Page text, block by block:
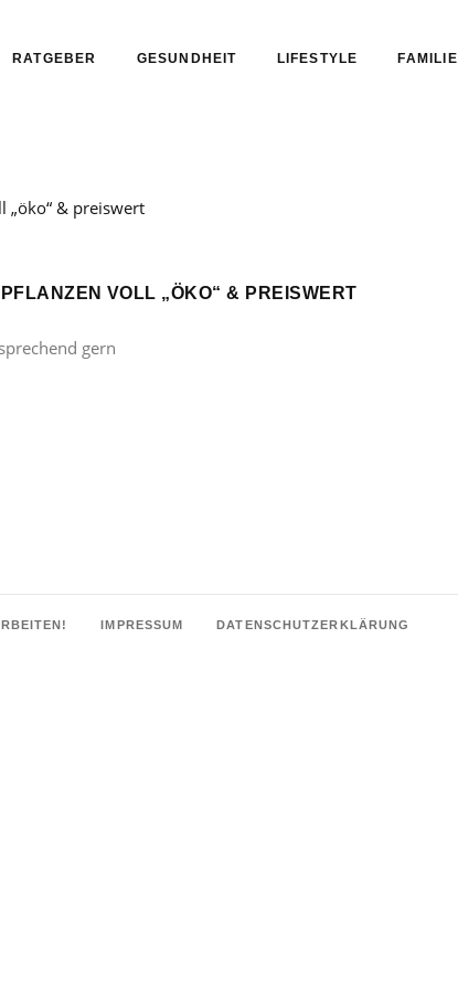
RATGEBER GESUNDHEIT LIFESTYLE FAMILIE
VOLL „ÖKO“ & PREISWERT
gern
IMPRESSUM DATENSCHUTZERKLÄRUNG